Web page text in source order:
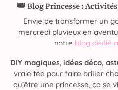
👑 Blog Princesse :
Envie de transformer un
mercredi pluvieux en
notre blog dédié
DIY magiques, idées déco,
vraie fée pour faire briller
qu’être une princesse, ça se